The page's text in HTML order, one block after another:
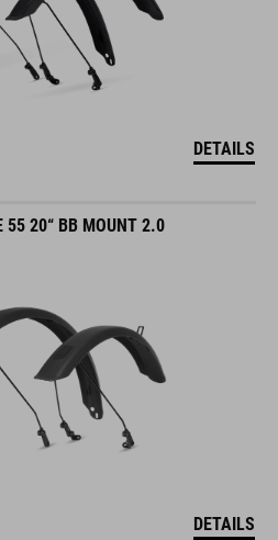
DETAILS
55 20“ BB MOUNT 2.0
DETAILS